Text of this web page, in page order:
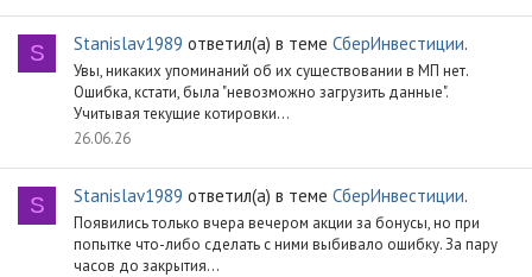
S Stanislav1989 ответил(а) в теме СберИнвестиции.
Увы, никаких упоминаний об их существовании в МП нет.
Ошибка, кстати, была "невозможно загрузить данные".
Учитывая текущие котировки...
26.06.26
S Stanislav1989 ответил(а) в теме СберИнвестиции.
Появились только вчера вечером акции за бонусы, но при
попытке что-либо сделать с ними выбивало ошибку. За пару
часов до закрытия...